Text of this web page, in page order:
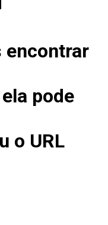
encontrar
pode
o URL